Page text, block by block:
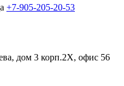
+7-905-205-20-53
дом 3 корп.2X, офис 56